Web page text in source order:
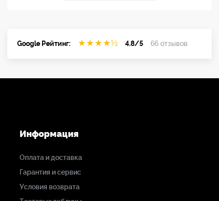
Google Рейтинг: ★ ★ ★ ★½ 4.8/5 66 отзывов
Информация
Оплата и доставка
Гарантия и сервис
Условия возврата